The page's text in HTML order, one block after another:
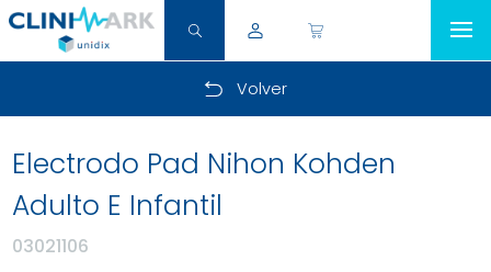
Volver
Electrodo Pad Nihon Kohden
Adulto E Infantil
03021106